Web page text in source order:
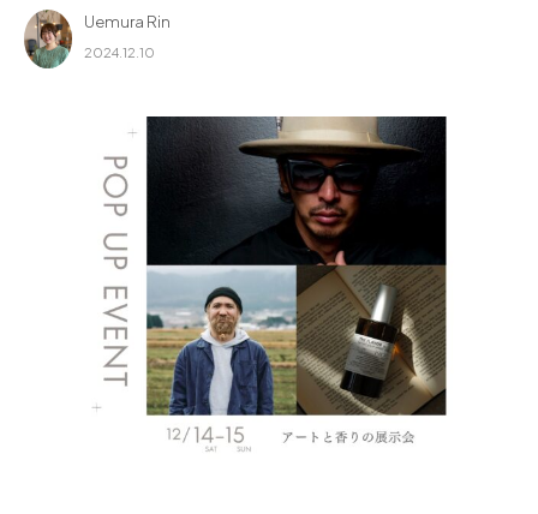
About us
for Business
フラッグシップストア
0965-52-0323
096-274-8175
Uemura Rin
2024.12.10